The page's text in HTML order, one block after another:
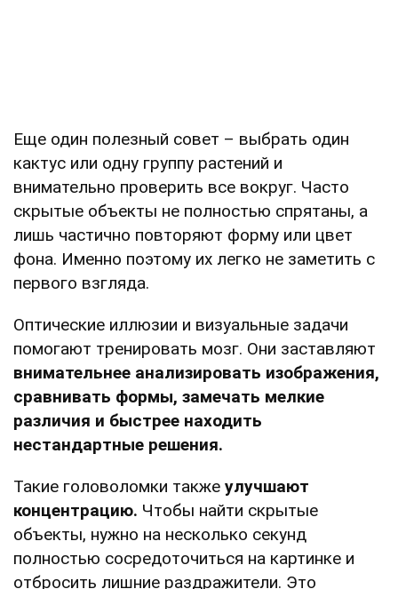
Еще один полезный совет – выбрать один
кактус или одну группу растений и
внимательно проверить все вокруг. Часто
скрытые объекты не полностью спрятаны, а
лишь частично повторяют форму или цвет
фона. Именно поэтому их легко не заметить с
первого взгляда.
Оптические иллюзии и визуальные задачи
помогают тренировать мозг. Они заставляют
внимательнее анализировать изображения,
сравнивать формы, замечать мелкие
различия и быстрее находить
нестандартные решения.
Такие головоломки также улучшают
концентрацию. Чтобы найти скрытые
объекты, нужно на несколько секунд
полностью сосредоточиться на картинке и
отбросить лишние раздражители. Это